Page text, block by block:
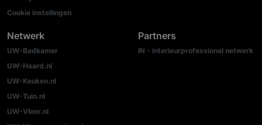
Cookie instellingen
Netwerk
UW-Badkamer
UW-Haard.nl
UW-Keuken.nl
UW-Tuin.nl
UW-Vloer.nl
Partners
IN - interieurprofessional netwerk